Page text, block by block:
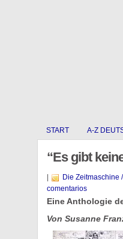
START A-Z
“Es gibt
Die Zeitmaschine
comentarios
Eine Anthologie
Von Susanne